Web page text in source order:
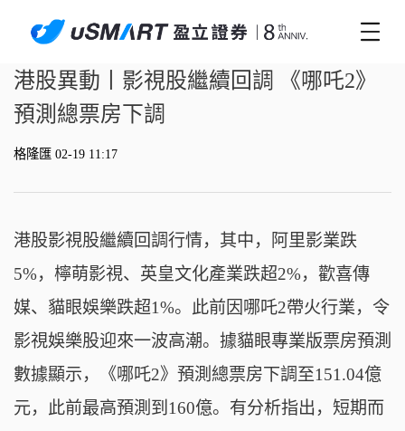
港股異動丨影視股繼續回調 《哪吒2》
預測總票房下調
格隆匯 02-19 11:17
港股影視股繼續回調行情，其中，阿里影業跌
5%，檸萌影視、英皇文化產業跌超2%，歡喜傳
媒、貓眼娛樂跌超1%。此前因哪吒2帶火行業，令
影視娛樂股迎來一波高潮。據貓眼專業版票房預測
數據顯示，《哪吒2》預測總票房下調至151.04億
元，此前最高預測到160億。有分析指出，短期而